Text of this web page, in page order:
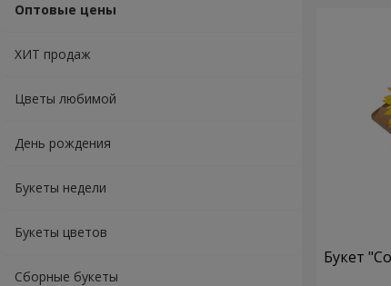
Оптовые цены
ХИТ продаж
Цветы любимой
День рождения
Букеты недели
Букеты цветов
Сборные букеты
Букет